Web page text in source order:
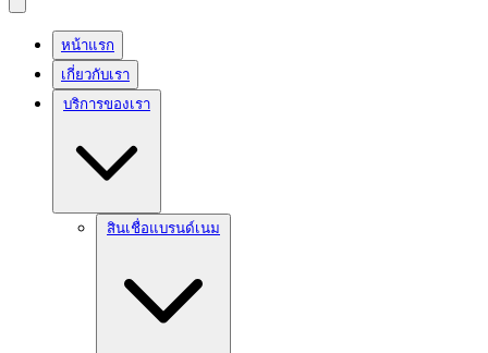
หน้าแรก
เกี่ยวกับเรา
บริการของเรา
สินเชื่อแบรนด์เนม